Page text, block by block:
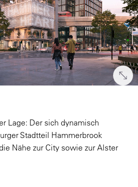
Lage: Der sich dynamisch
Stadtteil Hammerbrook
Nähe zur City sowie zur Alster